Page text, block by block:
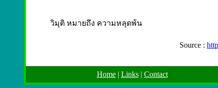
วิมุติ หมายถึง ความหลุดพ้น
Source :
Home| Links| Contact